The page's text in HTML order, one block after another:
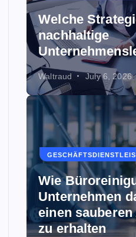
Welche
nachhaltige
Waltraud July 6, 2026
Wie
Unternehmen
einen
zu erhalten